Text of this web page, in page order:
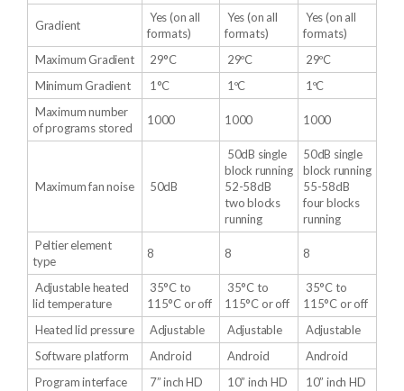
Gradient
Yes (on all
formats)
Yes (on all
formats)
Yes (on all
formats)
Maximum Gradient
29°C 29ºC
29ºC
Minimum Gradient
1°C 1ºC
1ºC
Maximum number
of programs stored
1000 1000 1000
Maximum fan noise 50dB
50dB single
block running
52-58dB
two blocks
running
50dB single
block running
55-58dB
four blocks
running
Peltier element
type
8 8 8
Adjustable heated
lid temperature
35°C to
115°C or off
35°C to
115°C or off
35°C to
115°C or off
Heated lid pressure
Adjustable Adjustable
Adjustable
Software platform
Android Android
Android
Program interface
7” inch HD 10” inch HD
10” inch HD